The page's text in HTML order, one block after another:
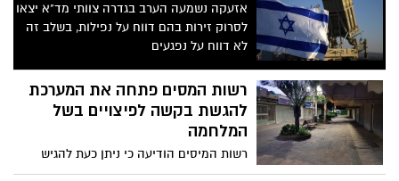
אזעקה נשמעה הערב בגדרה צוותי מד"א יצאו
לסרוק זירות בהם דווח על נפילות, בשלב זה
לא דווח על נפגעים
רשות המסים פתחה את המערכת
להגשת בקשה לפיצויים בשל
המלחמה
רשות המיסים הודיעה כי ניתן כעת להגיש
תביעות בצורה מקוונת עבור נזק עקיף במספר